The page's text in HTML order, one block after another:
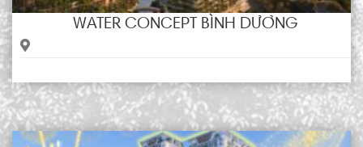
WATER CONCEPT BÌNH DƯƠNG